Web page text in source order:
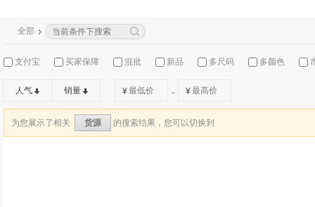
全部
支付宝 买家保障 混批 新品 多尺码 多颜色
人气 销量 ¥ - ¥
为您展示了相关 货源 的搜索结果，您可以切换到